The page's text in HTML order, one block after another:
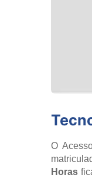
O
Horas